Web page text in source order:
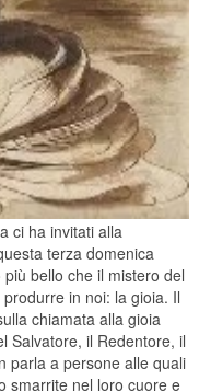
ci ha invitati alla
terza domenica
bello che il mistero del
in noi: la gioia. Il
chiamata alla gioia
Salvatore, il Redentore, il
parla a persone alle quali
smarrite nel loro cuore e